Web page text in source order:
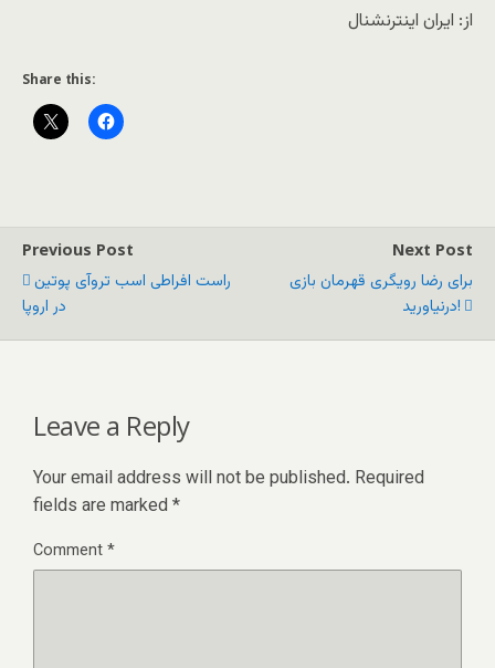
از: ایران اینترنشنال
Share this:
Previous Post
راست افراطی اسب تروآی پوتین
در اروپا
Next Post
برای رضا رویگری قهرمان بازی
درنیاورید!
Leave a Reply
Your email address will not be published. Required
fields are marked *
Comment*